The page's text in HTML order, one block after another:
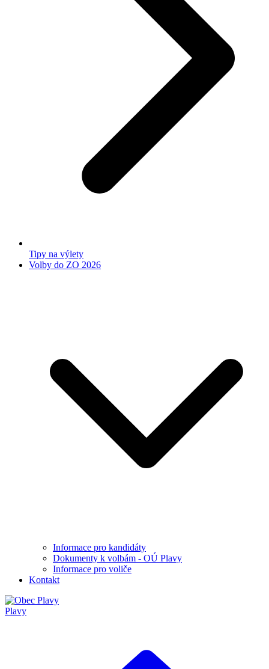
Tipy na výlety
Volby do ZO 2026
Informace pro kandidáty
Dokumenty k volbám - OÚ Plavy
Informace pro voliče
Kontakt
Plavy